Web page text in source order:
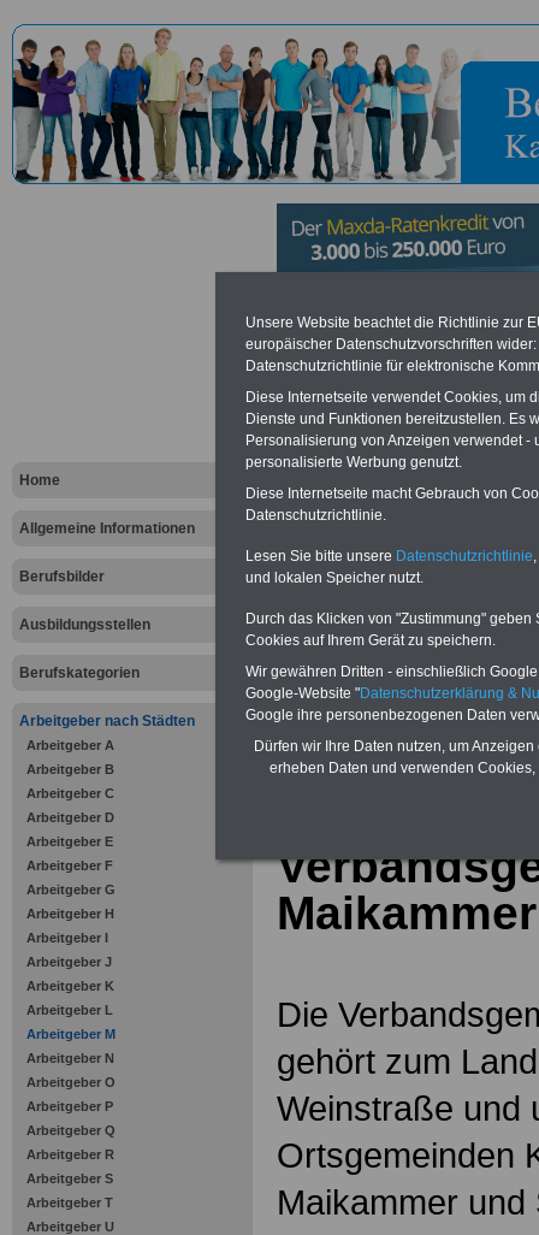
Home
Allgemeine Informationen
Berufsbilder
Ausbildungsstellen
Berufskategorien
Arbeitgeber nach Städten
Arbeitgeber A
Arbeitgeber B
Arbeitgeber C
Arbeitgeber D
Arbeitgeber E
Arbeitgeber F
Arbeitgeber G
Arbeitgeber H
Arbeitgeber I
Arbeitgeber J
Arbeitgeber K
Arbeitgeber L
Arbeitgeber M
Arbeitgeber N
Arbeitgeber O
Arbeitgeber P
Arbeitgeber Q
Arbeitgeber R
Arbeitgeber S
Arbeitgeber T
Arbeitgeber U
Maikammer
Vorteile für den öffentlichen
Vergleichen und sparen
Bausparen schon ab 16 Jahren
Berufsunfähigkeitsabsicherung
Online-Vergleich Gesetzliche
Krankenkassen
Krankenversicherung
zurück zur
Maikammer
Die
gehört zum
Weinstraße und
Ortsgemeinden
Maikammer und
Unsere Website beachtet die Richtlinie zur
europäischer Datenschutzvorschriften
Datenschutzrichtlinie für elektronische
Diese Internetseite verwendet Cookies, um
Dienste und Funktionen bereitzustellen. Es
Personalisierung von Anzeigen verwendet
personalisierte Werbung genutzt.
Diese Internetseite macht Gebrauch von
Datenschutzrichtlinie.
Lesen Sie bitte unsere Datenschutzrichtlinie
und lokalen Speicher nutzt.
Durch das Klicken von "Zustimmung"
Cookies auf Ihrem Gerät zu speichern.
Wir gewähren Dritten - einschließlich
Google-Website "Datenschutzerklärung &
Google ihre personenbezogenen Daten
Dürfen wir Ihre Daten nutzen, um
erheben Daten und verwenden